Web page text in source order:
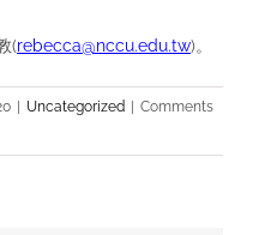
(rebecca@nccu.edu.tw)。
Uncategorized
Comments